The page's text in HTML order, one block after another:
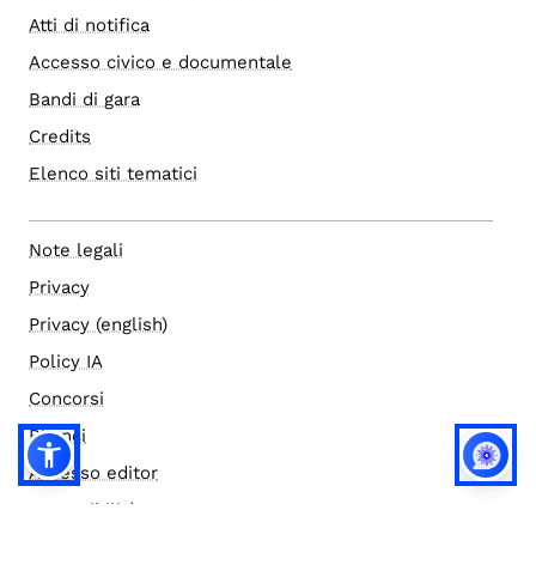
Atti di notifica
Accesso civico e documentale
Bandi di gara
Credits
Elenco siti tematici
Note legali
Privacy
Privacy (english)
Policy IA
Concorsi
Bilanci
Accesso editor
Accessibilità